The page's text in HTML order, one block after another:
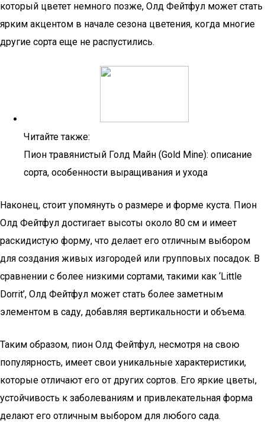
который цветет немного позже, Олд Фейтфул может стать
ярким акцентом в начале сезона цветения, когда многие
другие сорта еще не распустились.
Читайте также:
Пион травянистый Голд Майн (Gold Mine): описание
сорта, особенности выращивания и ухода
Наконец, стоит упомянуть о размере и форме куста. Пион
Олд Фейтфул достигает высоты около 80 см и имеет
раскидистую форму, что делает его отличным выбором
для создания живых изгородей или групповых посадок. В
сравнении с более низкими сортами, такими как ‘Little
Dorrit’, Олд Фейтфул может стать более заметным
элементом в саду, добавляя вертикальности и объема.
Таким образом, пион Олд Фейтфул, несмотря на свою
популярность, имеет свои уникальные характеристики,
которые отличают его от других сортов. Его яркие цветы,
устойчивость к заболеваниям и привлекательная форма
делают его отличным выбором для любого сада.